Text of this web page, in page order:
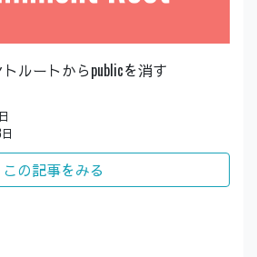
ルートからpublicを消す
この記事をみる